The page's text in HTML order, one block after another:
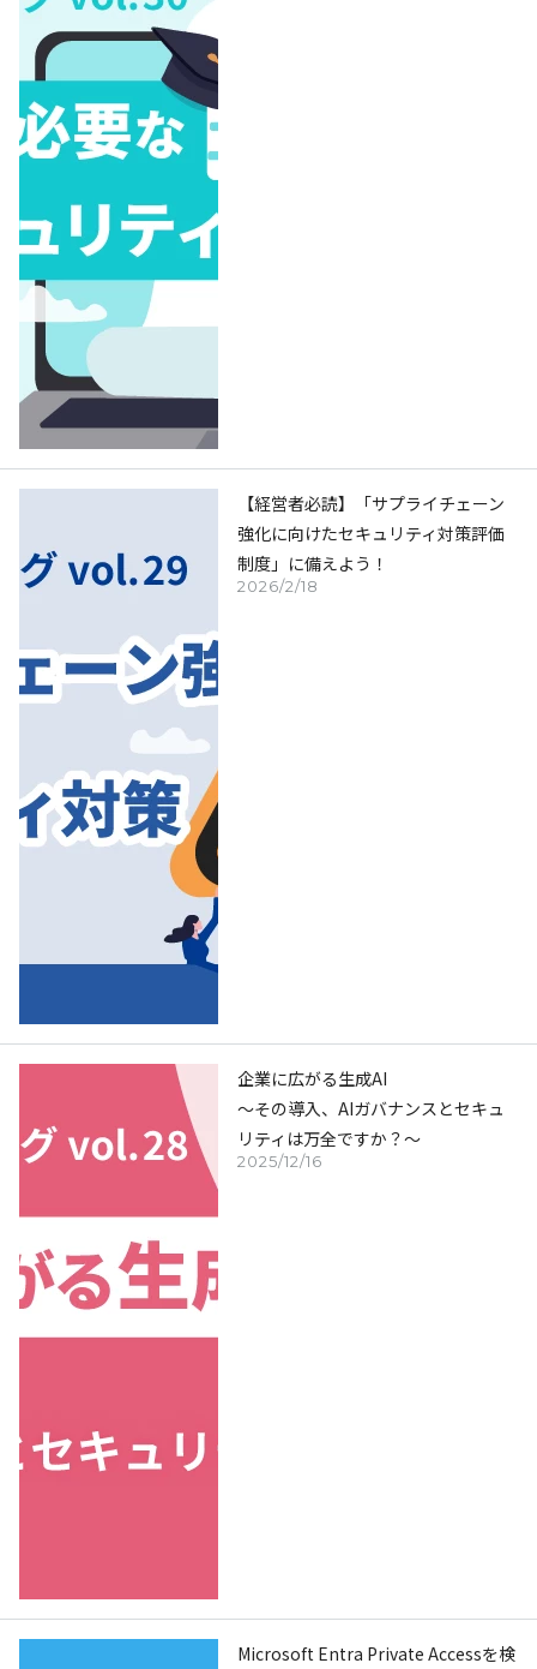
2026/2/18
【経営者必読】「サプライチェーン
強化に向けたセキュリティ対策評価
制度」に備えよう！
2025/12/16
企業に広がる生成AI
～その導入、AIガバナンスとセキュ
リティは万全ですか？～
Microsoft Entra Private Accessを検